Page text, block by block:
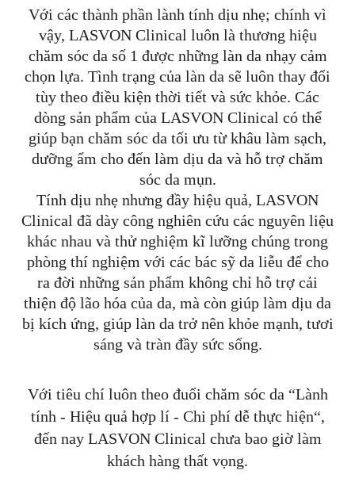
Với các thành phần lành tính dịu nhẹ; chính vì
vậy, LASVON Clinical luôn là thương hiệu
chăm sóc da số 1 được những làn da nhạy cảm
chọn lựa. Tình trạng của làn da sẽ luôn thay đổi
tùy theo điều kiện thời tiết và sức khỏe. Các
dòng sản phẩm của LASVON Clinical có thể
giúp bạn chăm sóc da tối ưu từ khâu làm sạch,
dưỡng ẩm cho đến làm dịu da và hỗ trợ chăm
sóc da mụn.
Tính dịu nhẹ nhưng đầy hiệu quả, LASVON
Clinical đã dày công nghiên cứu các nguyên liệu
khác nhau và thử nghiệm kĩ lưỡng chúng trong
phòng thí nghiệm với các bác sỹ da liễu để cho
ra đời những sản phẩm không chỉ hỗ trợ cải
thiện độ lão hóa của da, mà còn giúp làm dịu da
bị kích ứng, giúp làn da trở nên khỏe mạnh, tươi
sáng và tràn đầy sức sống.
Với tiêu chí luôn theo đuổi chăm sóc da “Lành
tính - Hiệu quả hợp lí - Chi phí dễ thực hiện“,
đến nay LASVON Clinical chưa bao giờ làm
khách hàng thất vọng.